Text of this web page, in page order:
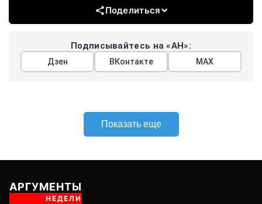
Поделиться
Подписывайтесь на «АН»:
Дзен ВКонтакте МАХ
Показать еще
АРГУМЕНТЫ
НЕДЕЛИ